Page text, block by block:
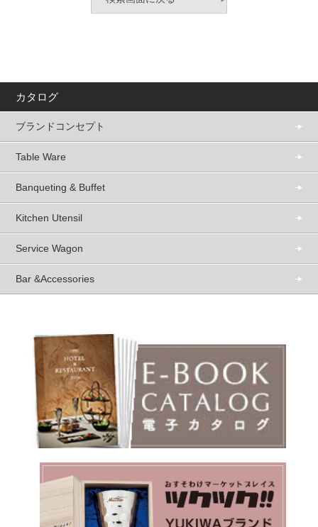
カタログ
ブランドコンセプト
Table Ware
Banqueting & Buffet
Kitchen Utensil
Service Wagon
Bar &Accessories